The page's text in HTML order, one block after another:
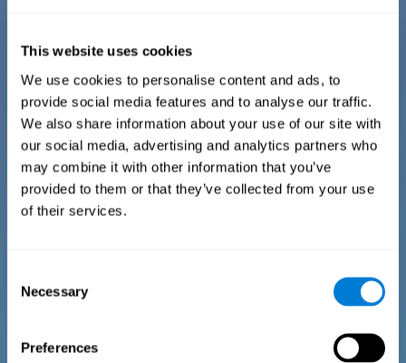
This website uses cookies
We use cookies to personalise content and ads, to
provide social media features and to analyse our traffic.
We also share information about your use of our site with
our social media, advertising and analytics partners who
may combine it with other information that you’ve
provided to them or that they’ve collected from your use
of their services.
Selection
Necessary
Preferences
vom zuständigen Experten beantwortet werden. Die Fragen
beziehen sich auf folgende Bereiche: physisches Wohlbefinden
(adäquate physische Kondition), psychologisches Wohlbefinden
(guter Zustand der kognitiven und emotionalen Prozesse) und
soziales Wohlbefinden (gesunde und bereichernde Beziehungen
zu Mitmenschen). Die Fragen passen sich in jedem dieser
Bereiche an den Alltag der Kinder und Jugendlichen an.
Diagnosekriterien für Jugendliche zwischen 13
und 17 Jahren
vom zuständigen Verantwortlichen oder Experten ausgefüllt
werden. Die Fragen beziehen sich auf folgende Bereiche:
und emotionalen Prozesse) und soziales Wohlbefinden
(gesunde und bereichernde Beziehungen zu Mitmenschen). Die